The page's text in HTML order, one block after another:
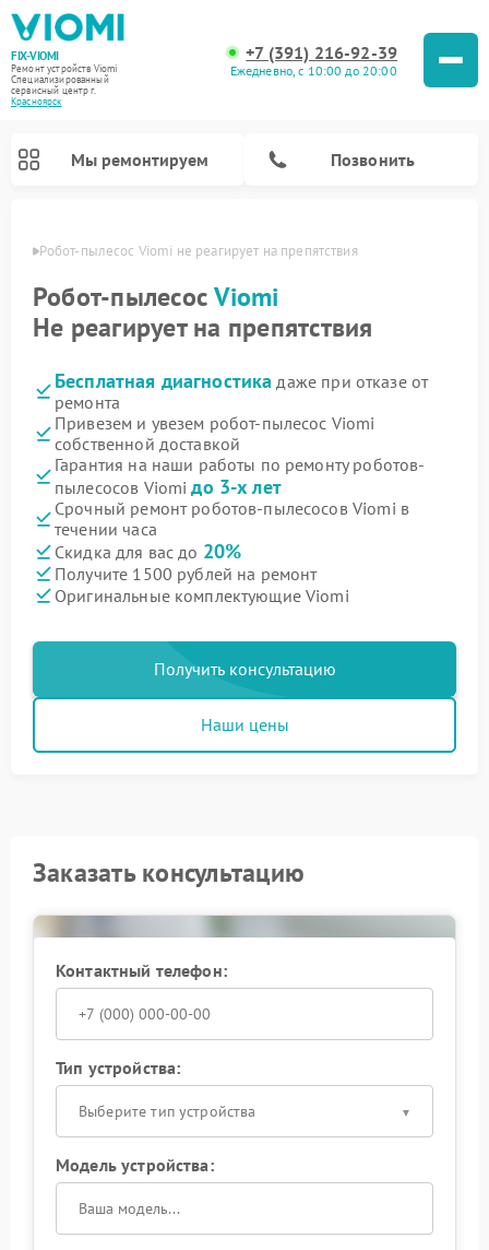
FIX-VIOMI
Ремонт устройств Viomi
Специализированный
cервисный центр г.
Красноярск
+7 (391) 216-92-39
Ежедневно, с 10:00 до 20:00
Мы ремонтируем Позвонить
Робот-пылесос Viomi не реагирует на препятствия
Робот-пылесосViomi
Не реагирует на препятствия
Бесплатная диагностика даже при отказе от
ремонта
Привезем и увезем робот-пылесос Viomi
собственной доставкой
Гарантия на наши работы по ремонту роботов-
пылесосов Viomiдо 3-х лет
Срочный ремонт роботов-пылесосов Viomi в
течении часа
Скидка для вас до 20%
Получите 1500 рублей на ремонт
Оригинальные комплектующие Viomi
Получить консультацию
Наши цены
Заказать консультацию
Контактный телефон:
Тип устройства:
Выберите тип устройства
Модель устройства: